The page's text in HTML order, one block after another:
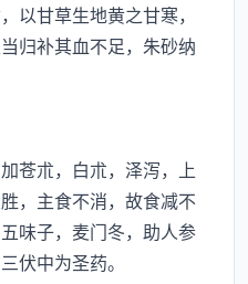
以甘草生地黄之甘寒，
归补其血不足，朱砂纳
朮，白朮，泽泻，上
，主食不消，故食减不
味子，麦门冬，助人参
伏中为圣药。